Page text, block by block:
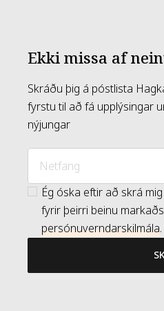
Ekki missa af
Skráðu þig á póstlista
fyrstu til að fá upplýsingar
nýjungar
Ég óska eftir að skrá
fyrir þeirri beinu
persónuverndarskilmála.